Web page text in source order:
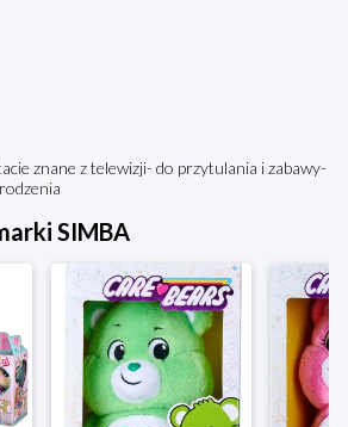
znane z telewizji- do przytulania i zabawy-
SIMBA